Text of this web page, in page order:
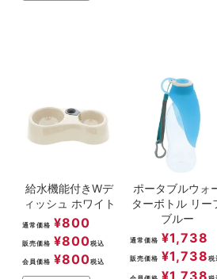
給水機能付きWデ
ィッシュ ホワイト
通常価格 ¥800
販売価格 ¥800税込
会員価格 ¥800税込
ポータブルウォ
ターボトル リー
ブルー
通常価格 ¥1,738
販売価格 ¥1,738 税